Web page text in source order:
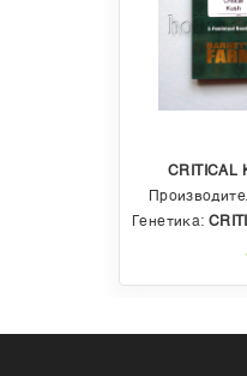
CRITICAL
Генетика: